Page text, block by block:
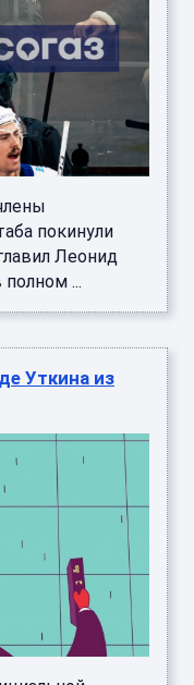
покинули
Леонид
...
Уткина из